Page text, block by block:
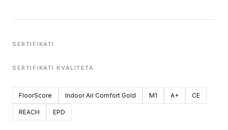
SERTIFIKATI
SERTIFIKATI KVALITETA
FloorScore Indoor Air Comfort Gold M1 A+ CE
REACH EPD